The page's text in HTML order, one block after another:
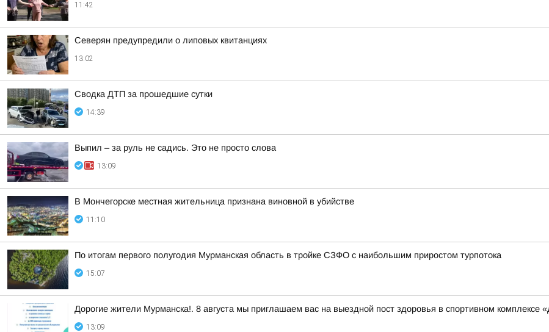
11:42
Северян предупредили о липовых квитанциях
13:02
Сводка ДТП за прошедшие сутки
14:39
Выпил – за руль не садись. Это не просто слова
13:09
В Мончегорске местная жительница признана виновной в убийстве
11:10
По итогам первого полугодия Мурманская область в тройке СЗФО с наибольшим приростом турпотока
15:07
Дорогие жители Мурманска!. 8 августа мы приглашаем вас на выездной пост здоровья в спортивном комплексе
13:09